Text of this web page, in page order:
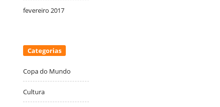
fevereiro 2017
Categorias
Copa do Mundo
Cultura